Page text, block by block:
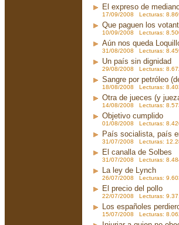
El expreso de
17/09/2008 Lecturas:
Que paguen los
10/09/2008 Lecturas:
Aún nos queda
31/08/2008 Lecturas:
Un país sin dignidad
29/08/2008 Lecturas:
Sangre por petróleo
18/08/2008 Lecturas:
Otra de jueces (y
14/08/2008 Lecturas:
Objetivo cumplido
01/08/2008 Lecturas:
País socialista, país
31/07/2008 Lecturas:
El canalla de Solbes
31/07/2008 Lecturas:
La ley de Lynch
26/07/2008 Lecturas:
El precio del pollo
22/07/2008 Lecturas:
Los españoles
15/07/2008 Lecturas: